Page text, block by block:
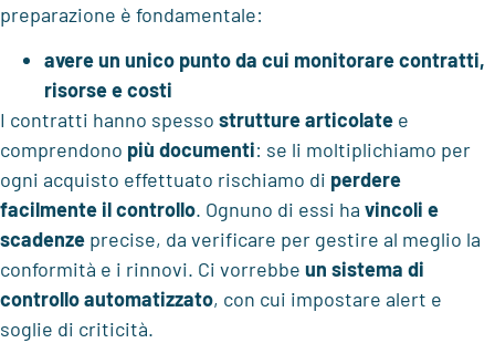
preparazione è fondamentale:
avere un unico punto da cui monitorare contratti,
risorse e costi
I contratti hanno spesso strutture articolate e
comprendono più documenti: se li moltiplichiamo per
ogni acquisto effettuato rischiamo di perdere
facilmente il controllo. Ognuno di essi ha vincoli e
scadenze precise, da verificare per gestire al meglio la
conformità e i rinnovi. Ci vorrebbe un sistema di
controllo automatizzato, con cui impostare alert e
soglie di criticità.